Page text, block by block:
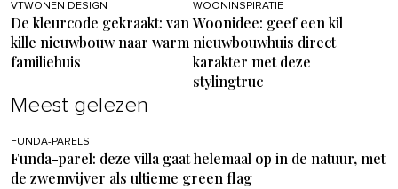
VTWONEN DESIGN
De kleurcode gekraakt: van
kille nieuwbouw naar warm
familiehuis
WOONINSPIRATIE
Woonidee: geef een kil
nieuwbouwhuis direct
karakter met deze
stylingtruc
Meest gelezen
FUNDA-PARELS
Funda-parel: deze villa gaat helemaal op in de natuur, met
de zwemvijver als ultieme green flag